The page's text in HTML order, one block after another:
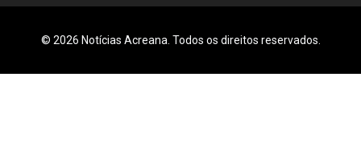
© 2026 Notícias Acreana. Todos os direitos reservados.